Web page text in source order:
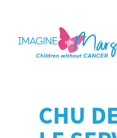
CHU